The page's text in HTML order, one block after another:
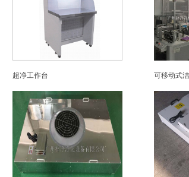
超净工作台 可移动式